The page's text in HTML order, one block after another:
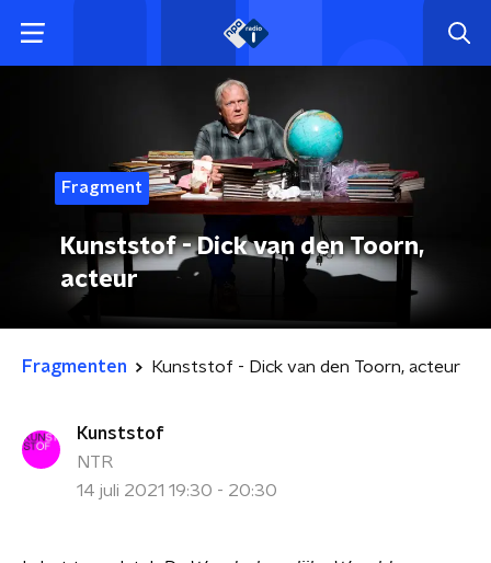
Fragment
Kunststof - Dick van den Toorn,
acteur
Fragmenten Kunststof - Dick van den Toorn, acteur
Kunststof
NTR
14 juli 2021 19:30 - 20:30